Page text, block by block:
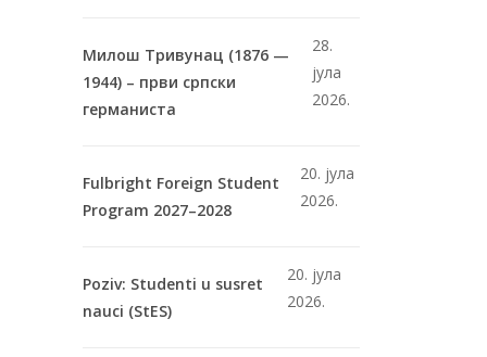
Милош Тривунац (1876 —
1944) – први српски
германиста
28.
јула
2026.
Fulbright Foreign Student
Program 2027–2028
20. јула
2026.
Poziv: Studenti u susret
nauci (StES)
20. јула
2026.